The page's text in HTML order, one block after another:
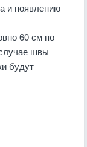
и появлению
60 см по
швы
будут